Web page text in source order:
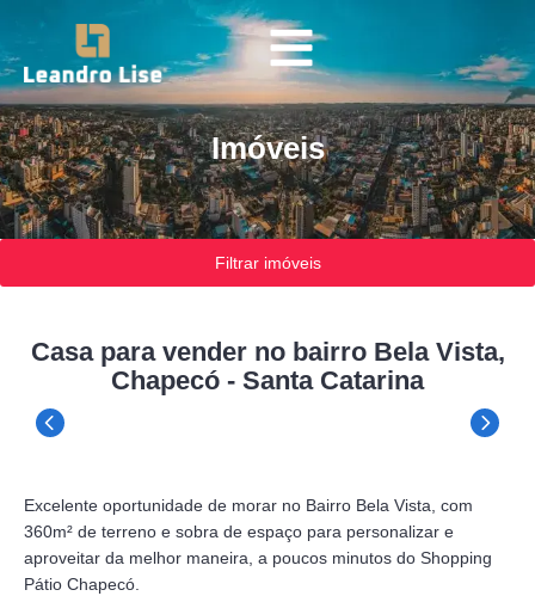
Imóveis
Filtrar imóveis
Casa para vender no bairro Bela Vista,
Chapecó - Santa Catarina
Excelente oportunidade de morar no Bairro Bela Vista, com
360m² de terreno e sobra de espaço para personalizar e
aproveitar da melhor maneira, a poucos minutos do Shopping
Pátio Chapecó.